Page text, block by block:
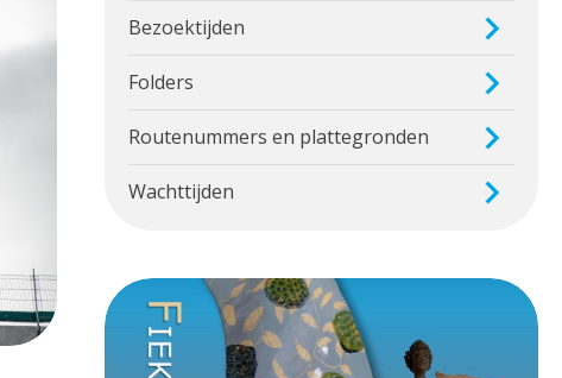
Bezoektijden
Folders
Routenummers en plattegronden
Wachttijden